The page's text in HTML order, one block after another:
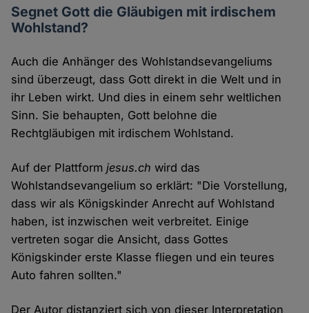
Segnet Gott die Gläubigen mit irdischem
Wohlstand?
Auch die Anhänger des Wohlstandsevangeliums
sind überzeugt, dass Gott direkt in die Welt und in
ihr Leben wirkt. Und dies in einem sehr weltlichen
Sinn. Sie behaupten, Gott belohne die
Rechtgläubigen mit irdischem Wohlstand.
Auf der Plattformjesus.ch wird das
Wohlstandsevangelium so erklärt: "Die Vorstellung,
dass wir als Königskinder Anrecht auf Wohlstand
haben, ist inzwischen weit verbreitet. Einige
vertreten sogar die Ansicht, dass Gottes
Königskinder erste Klasse fliegen und ein teures
Auto fahren sollten."
Der Autor distanziert sich von dieser Interpretation